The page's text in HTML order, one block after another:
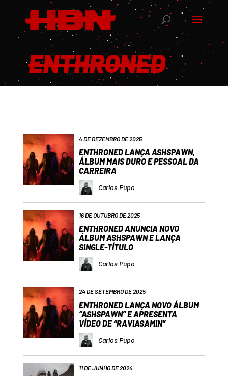
ENTHRONED
4 DE DEZEMBRO DE 2025
ENTHRONED LANÇA ASHSPAWN,
ÁLBUM MAIS DURO E PESSOAL DA
CARREIRA
Carlos Pupo
16 DE OUTUBRO DE 2025
ENTHRONED ANUNCIA NOVO
ÁLBUM ASHSPAWN E LANÇA
SINGLE-TÍTULO
Carlos Pupo
24 DE SETEMBRO DE 2025
ENTHRONED LANÇA NOVO ÁLBUM
“ASHSPAWN” E APRESENTA
VÍDEO DE “RAVIASAMIN”
Carlos Pupo
11 DE JUNHO DE 2024